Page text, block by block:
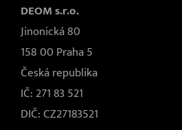
DEOM s.r.o.
Jinonická 80
158 00 Praha 5
Česká republika
IČ: 271 83 521
DIČ: CZ27183521